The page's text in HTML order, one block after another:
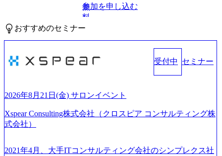
無
料
参加を申し込む
おすすめのセミナー
受付中 セミナー
2026年8月21日(金) サロンイベント
Xspear Consulting株式会社（クロスピア コンサルティング株
式会社）
2021年4月、大手ITコンサルティング会社のシンプレクス社